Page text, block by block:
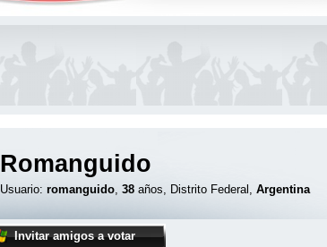
Romanguido
Usuario: romanguido, 38 años, Distrito Federal, Argentina
Invitar amigos a votar